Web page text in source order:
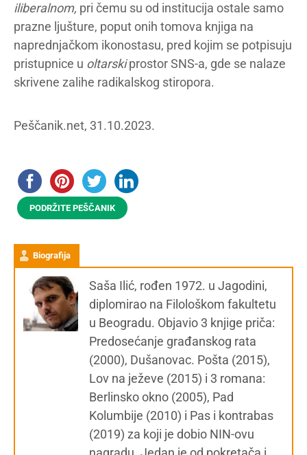
iliberalnom, pri čemu su od institucija ostale samo
prazne ljušture, poput onih tomova knjiga na
naprednjačkom ikonostasu, pred kojim se potpisuju
pristupnice u oltarskiprostor SNS-a, gde se nalaze
skrivene zalihe radikalskog stiropora.
Peščanik.net, 31.10.2023.
PODRŽITE PEŠČANIK
Biografija
Saša Ilić, rođen 1972. u Jagodini,
diplomirao na Filološkom fakultetu
u Beogradu. Objavio 3 knjige priča:
Predosećanje građanskog rata
(2000), Dušanovac. Pošta (2015),
Lov na ježeve (2015) i 3 romana:
Berlinsko okno (2005), Pad
Kolumbije (2010) i Pas i kontrabas
(2019) za koji je dobio NIN-ovu